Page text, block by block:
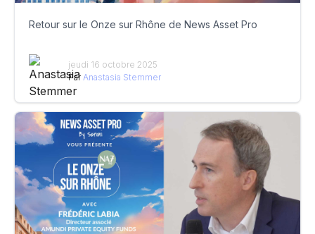
Retour sur le Onze sur Rhône de News Asset Pro
jeudi 16 octobre 2025
Par Anastasia Stemmer